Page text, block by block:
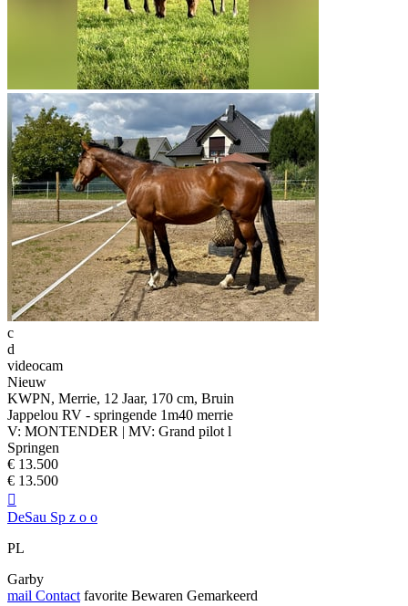
c
d
videocam
Nieuw
KWPN, Merrie, 12 Jaar, 170 cm, Bruin
Jappelou RV - springende 1m40 merrie
V: MONTENDER | MV: Grand pilot l
Springen
€ 13.500
€ 13.500

DeSau Sp z o o
PL
Garby
mail Contact favorite Bewaren Gemarkeerd